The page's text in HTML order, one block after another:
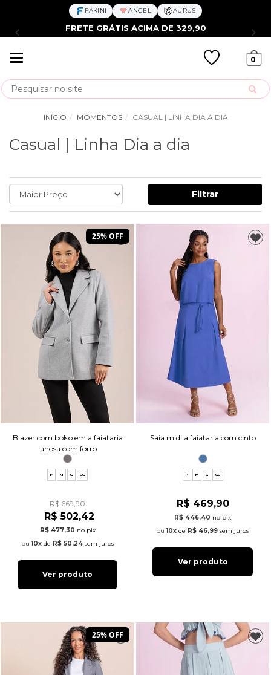
FAKINI ANGEL AURUS
FRETE GRÁTIS ACIMA DE 329,90
0
Busca
INÍCIO MOMENTOS CASUAL | LINHA DIA A DIA
Casual | Linha Dia a dia
Filtrar
25% OFF
Blazer com bolso em alfaiataria
lanosa com forro
P M G GG
R$ 669,90
R$ 502,42
R$ 477,30 no pix
10xde R$ 50,24sem juros
Ver produto
Saia midi alfaiataria com cinto
P M G GG
R$ 469,90
R$ 446,40 no pix
10x de R$ 46,99 sem juros
Ver produto
25% OFF